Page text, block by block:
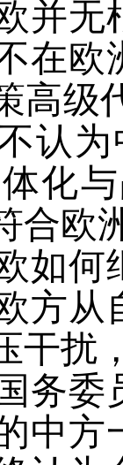
无根
在欧
高级
认
化
合欧
何继
方从
干扰
委员
中